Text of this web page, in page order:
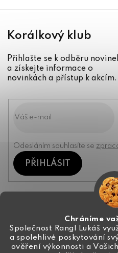
Chráníme
Společnost Rangl Lukáš
a spolehlivé poskytování
ověření výkonnosti a
Korálkový klub
Přihlašte se k odběru
a získejte informace o
novinkách a přístup k akcím.
Odesláním souhlasíte se
PŘIHLÁSIT
+420 774 444 191